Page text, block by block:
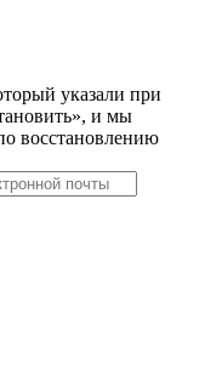
указали при
и мы
восстановлению